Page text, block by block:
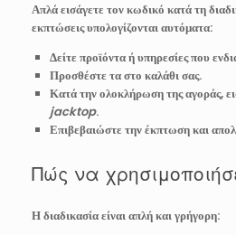
Απλά εισάγετε τον κωδικό κατά τη
εκπτώσεις υπολογίζονται αυτόματα:
Δείτε προϊόντα ή υπηρεσίες που
Προσθέστε τα στο καλάθι σας.
Κατά την ολοκλήρωση της αγοράς,
jacktop.
Επιβεβαιώστε την έκπτωση και
Πώς να
Η διαδικασία είναι απλή και γρήγορη: